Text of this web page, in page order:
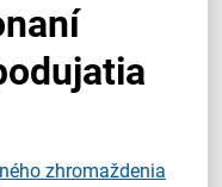
zhromaždenia